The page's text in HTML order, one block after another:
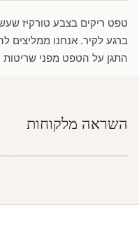
טפט ריקים בצבע טורקיז
ברגע לקיר. אנחנו ממליצים
התגן על הטפט מפני שריטות
השראה מלקוחות